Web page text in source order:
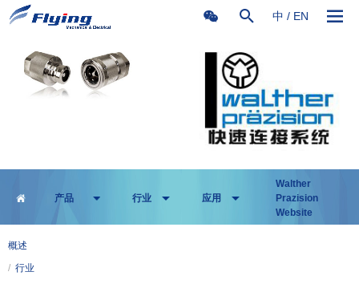
中 / EN
产品 行业 应用
Walther
Prazision
Website
概述
/ 行业